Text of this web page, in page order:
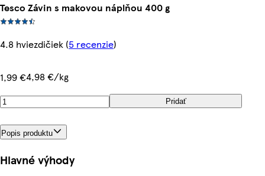
Tesco Závin s makovou náplňou 400 g
4.8 hviezdičiek (5 recenzie)
1,99 €4,98 €/kg
Pridať
Popis produktu
Hlavné výhody